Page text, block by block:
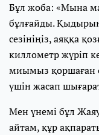
Бұл жоба: «Мына
бұлғайды.
сезініңіз, аяққа
киллометр жүріп
миымыз қоршаған
үшін жасап
Мен үнемі бұл
айтам, құр